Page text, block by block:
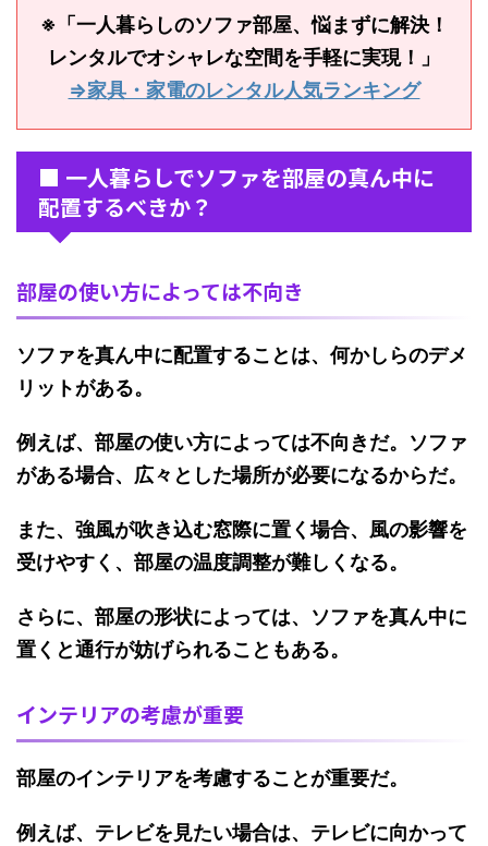
※「一人暮らしのソファ部屋、悩まずに解決！
レンタルでオシャレな空間を手軽に実現！」
⇒家具・家電のレンタル人気ランキング
■ 一人暮らしでソファを部屋の真ん中に
配置するべきか？
部屋の使い方によっては不向き
ソファを真ん中に配置することは、何かしらのデメ
リットがある。
例えば、部屋の使い方によっては不向きだ。ソファ
がある場合、広々とした場所が必要になるからだ。
また、強風が吹き込む窓際に置く場合、風の影響を
受けやすく、 部屋の温度調整が難しくなる。
さらに、 部屋の形状によっては、ソファを真ん中に
置くと通行が妨げられることもある。
インテリアの考慮が重要
部屋のインテリアを考慮することが重要だ。
例えば、テレビを見たい場合は、テレビに向かって